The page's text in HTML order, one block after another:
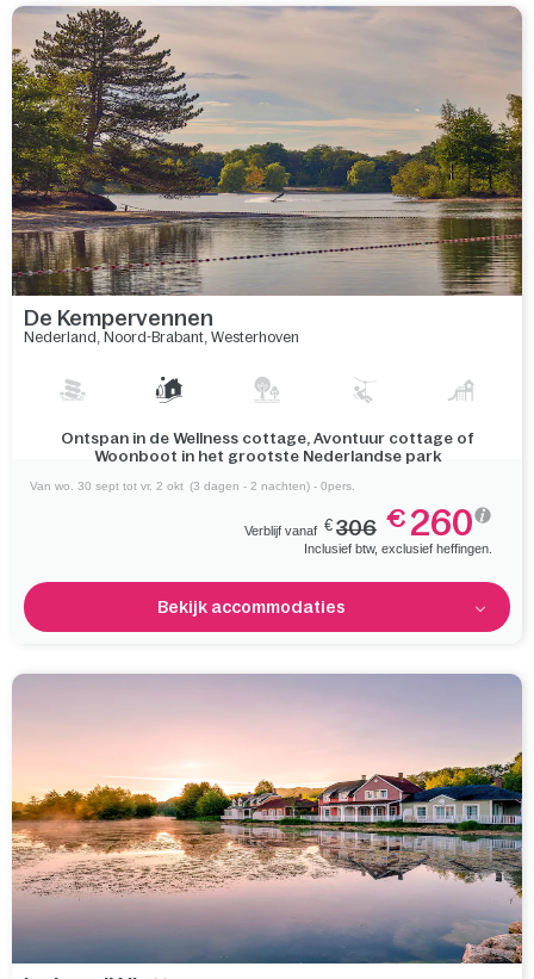
De Kempervennen
Nederland , Noord-Brabant, Westerhoven
Ontdek de 2 meren, een sereen bos en het fascinerende
heidegebied De Malpie
Van wo. 30 sept tot vr. 2 okt (3 dagen - 2 nachten) - 0pers.
Verblijf vanaf € 306 € 260
Inclusief btw, exclusief heffingen.
Bekijk accommodaties